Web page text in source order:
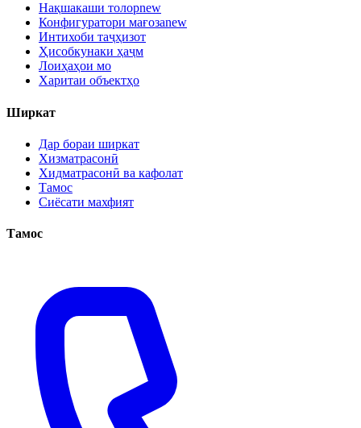
Нақшакаши толорnew
Конфигуратори мағозаnew
Интихоби таҷҳизот
Ҳисобкунаки ҳаҷм
Лоиҳаҳои мо
Харитаи объектҳо
Ширкат
Дар бораи ширкат
Хизматрасонӣ
Хидматрасонӣ ва кафолат
Тамос
Сиёсати махфият
Тамос